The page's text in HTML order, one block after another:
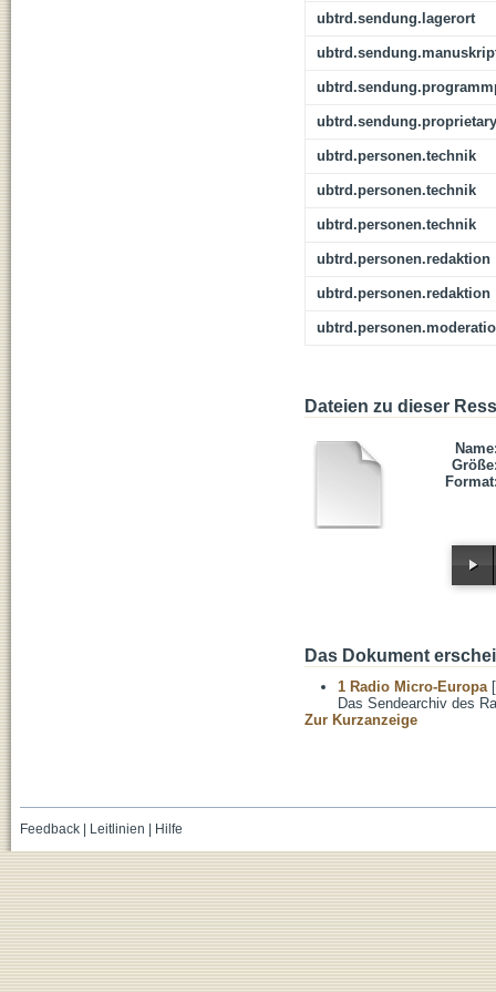
ubtrd.sendung.lagerort
ubtrd.sendung.proprietary
ubtrd.personen.technik
ubtrd.personen.technik
ubtrd.personen.technik
ubtrd.personen.redaktion
ubtrd.personen.redaktion
Dateien zu dieser
Das Dokument
1 Radio Micro-Europa
Das Sendearchiv des
Zur Kurzanzeige
Feedback| Leitlinien Hilfe